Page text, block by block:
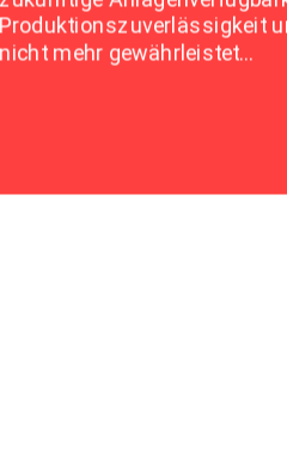
Produktionszuverlässigkeit
nicht mehr gewährleistet…